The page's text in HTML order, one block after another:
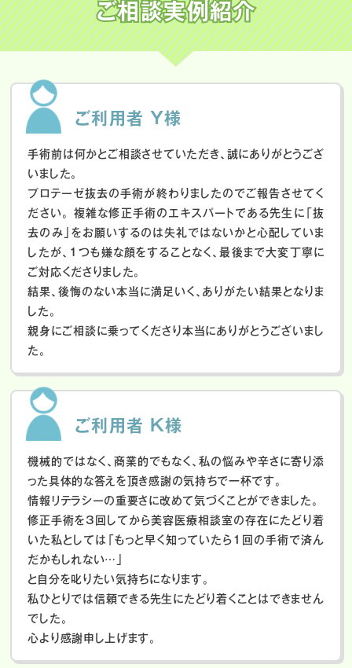
ご相談実例紹介
ご利用者 Y様
手術前は何かとご相談させていただき、誠にありがとうござ
いました。
プロテーゼ抜去の手術が終わりましたのでご報告させてく
ださい。
複雑な修正手術のエキスパートである先生に「抜
去のみ」をお願いするのは失礼ではないかと心配していま
したが、１つも嫌な顔をすることなく、最後まで大変丁寧に
ご対応くださりました。
結果、後悔のない本当に満足いく、ありがたい結果となりま
した。
親身にご相談に乗ってくださり本当にありがとうございまし
た。
ご利用者 K様
機械的ではなく、商業的でもなく、私の悩みや辛さに寄り添
った具体的な答えを頂き感謝の気持ちで一杯です。
情報リテラシーの重要さに改めて気づくことができました。
修正手術を3回してから美容医療相談室の存在にたどり着
いた私としては「もっと早く知っていたら1回の手術で済ん
だかもしれない…」
と自分を叱りたい気持ちになります。
私ひとりでは信頼できる先生にたどり着くことはできません
でした。
心より感謝申し上げます。